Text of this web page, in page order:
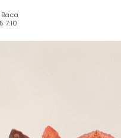
7:10